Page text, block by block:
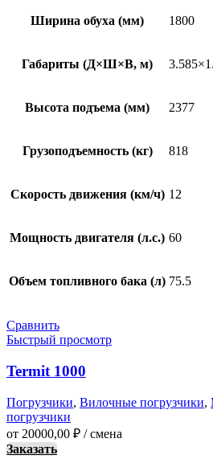
Ширина обуха (мм) 1800
Габариты (Д×Ш×В, м)
Высота подъема (мм) 2377
Грузоподъемность (кг) 818
Скорость движения (км/ч) 12
Мощность двигателя (л.с.) 60
Объем топливного бака (л) 75.5
Сравнить
Быстрый просмотр
Termit 1000
Погрузчики, Вилочные погрузчики,
погрузчики
от 20000,00 ₽ / смена
Заказать